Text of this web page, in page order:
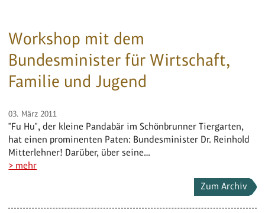
Workshop mit dem
Bundesminister für Wirtschaft,
Familie und Jugend
03. März 2011
"Fu Hu", der kleine Pandabär im Schönbrunner Tiergarten,
hat einen prominenten Paten: Bundesminister Dr. Reinhold
Mitterlehner! Darüber, über seine…
> mehr
Zum Archiv